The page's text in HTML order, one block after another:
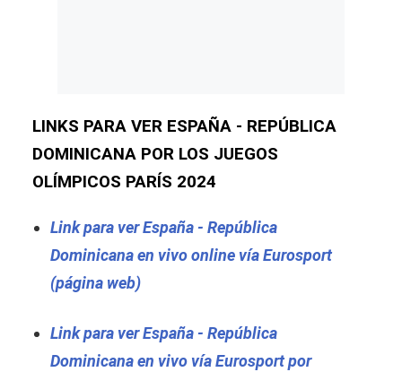
LINKS PARA VER ESPAÑA - REPÚBLICA
DOMINICANA POR LOS JUEGOS
OLÍMPICOS PARÍS 2024
Link para ver España - República
Dominicana en vivo online vía Eurosport
(página web)
Link para ver España - República
Dominicana en vivo vía Eurosport por